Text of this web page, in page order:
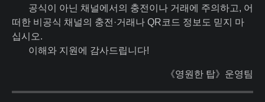
공식이 아닌 채널에서의 충전이나 거래에 주의하고, 어
떠한 비공식 채널의 충전·거래나 QR코드 정보도 믿지 마
십시오.
이해와 지원에 감사드립니다!
《영원한 탑》운영팀